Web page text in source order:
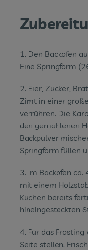
1. Den Backofen
Eine Springform
2. Eier, Zucker,
Zimt in einer
verrühren. Die
den gemahlenen
Backpulver
Springform füllen
3. Im Backofen ca.
mit einem
Kuchen bereits
hineingesteckten
4. Für das
Seite stellen.